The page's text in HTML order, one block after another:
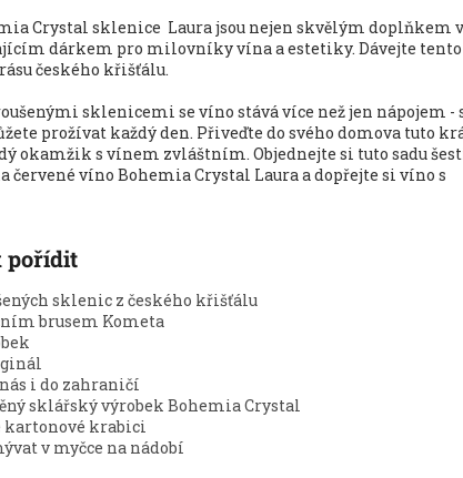
Crystal sklenice Laura jsou nejen skvělým doplňkem
dárkem pro milovníky vína a estetiky. Dávejte tento
českého křišťálu.
sklenicemi se víno stává více než jen nápojem -
prožívat každý den. Přiveďte do svého domova tuto
okamžik s vínem zvláštním. Objednejte si tuto sadu
červené víno Bohemia Crystal Laura a dopřejte si víno s
pořídit
sklenic z českého křišťálu
brusem Kometa
i do zahraničí
sklářský výrobek Bohemia Crystal
kartonové krabici
v myčce na nádobí